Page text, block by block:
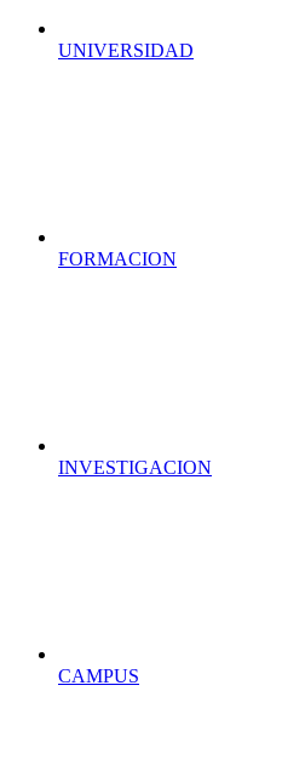
UNIVERSIDAD
FORMACION
INVESTIGACION
CAMPUS